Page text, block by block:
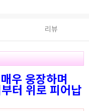
리뷰
우 웅장하며
터 위로 피어납